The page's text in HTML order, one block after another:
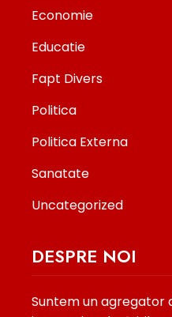
Economie
Educatie
Fapt Divers
Politica
Politica Externa
Sanatate
Uncategorized
DESPRE NOI
Suntem un agregator